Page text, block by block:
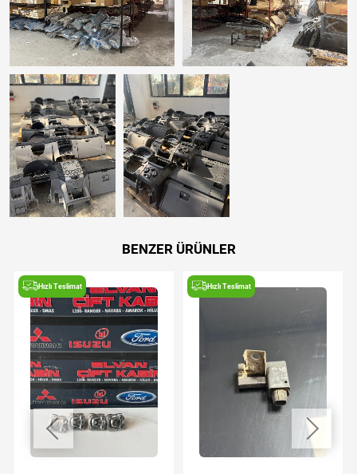
BENZER ÜRÜNLER
Hızlı Teslimat Hızlı Teslimat